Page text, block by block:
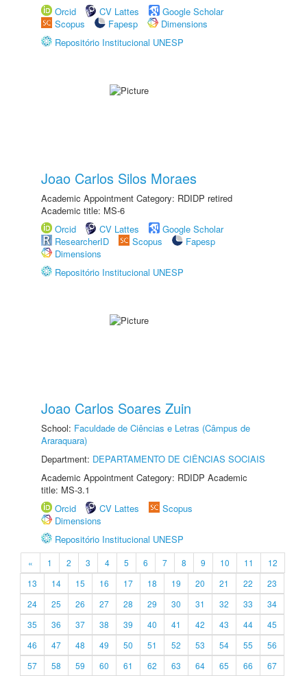
Orcid
CV Lattes
Google Scholar
Scopus
Fapesp
Dimensions
Repositório Institucional UNESP
Joao Carlos Silos Moraes
Academic Appointment Category: RDIDP retired
Academic title: MS-6
Orcid
CV Lattes
Google Scholar
ResearcherID
Scopus
Fapesp
Dimensions
Repositório Institucional UNESP
Joao Carlos Soares Zuin
School: Faculdade de Ciências e Letras (Câmpus de
Araraquara)
Department: DEPARTAMENTO DE CIÊNCIAS SOCIAIS
Academic Appointment Category: RDIDP Academic
title: MS-3.1
Orcid
CV Lattes
Scopus
Dimensions
Repositório Institucional UNESP
« 1 2 3 4 5 6 7 8 9 10 11
12
13
14 15 16 17 18 19 20 21 22
23
24
25 26 27 28 29 30 31 32 33
34
35
36 37 38 39 40 41 42 43 44
45
46
47 48 49 50 51 52 53 54 55
56
57
58 59 60 61 62 63 64 65 66
67